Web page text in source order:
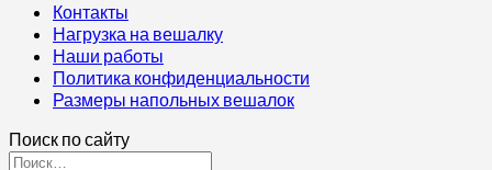
Контакты
Нагрузка на вешалку
Наши работы
Политика конфиденциальности
Размеры напольных вешалок
Поиск по сайту